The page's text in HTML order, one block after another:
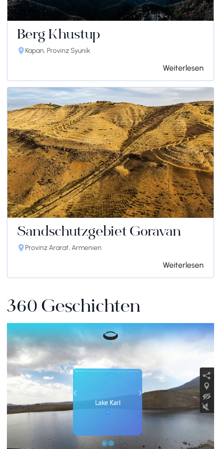
Berg Khustup
Kapan, Provinz Syunik
Weiterlesen
Sandschutzgebiet Goravan
Provinz Ararat, Armenien
Weiterlesen
360 Geschichten